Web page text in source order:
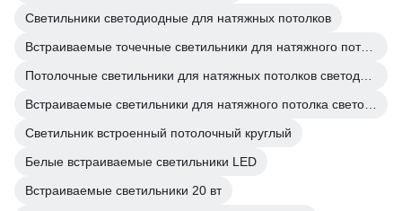
Светильники светодиодные для натяжных потолков
Встраиваемые точечные светильники для натяжного потолка
Светильник встроенный потолочный круглый
Белые встраиваемые светильники LED
Встраиваемые светильники 20 вт